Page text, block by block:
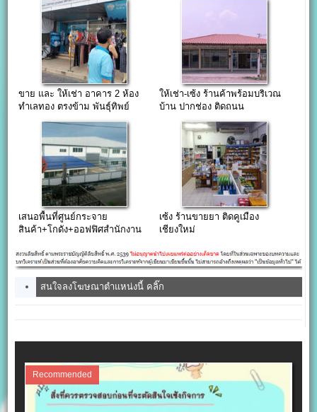
ขาย และ ให้เช่า อาคาร 2 ห้อง
ทำเลทอง ตรงข้าม พันธุ์ทิพย์
ให้เช่า-เซ้ง ร้านค้าพร้อมบริเวณ
บ้าน ปากช่อง ติดถนน
เสนอพื้นที่ศูนย์กระจาย
สินค้า+โกดัง+ออฟฟิศสำนักงาน
เซ้ง ร้านขายยา ติดคูเมือง
เชียงใหม่
สนใจลงโฆษณาตำแหน่งนี้ คลิ๊ก
Recommended